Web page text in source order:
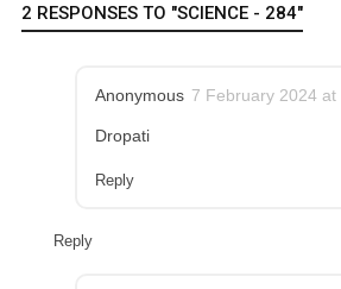
2 RESPONSES TO "SCIENCE - 284"
Anonymous 7 February 2024 at
Dropati
Reply
Reply